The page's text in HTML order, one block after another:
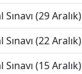
(29 Aralık)
(22 Aralık)
(15 Aralık)